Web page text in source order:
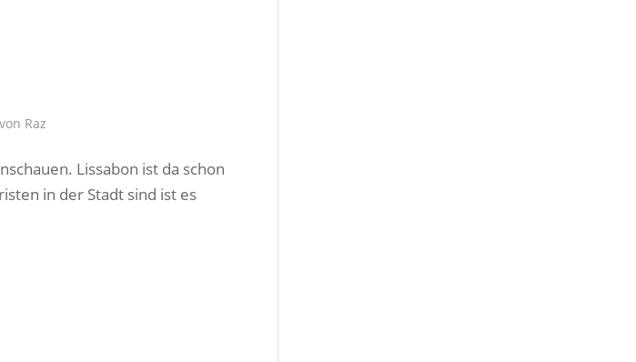
von Raz
Lissabon ist da schon
in der Stadt sind ist es